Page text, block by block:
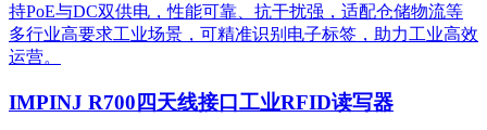
持PoE与DC双供电，性能可靠、抗干扰强，适配仓储物流等
多行业高要求工业场景，可精准识别电子标签，助力工业高效
运营。​
IMPINJ R700四天线接口工业RFID读写器